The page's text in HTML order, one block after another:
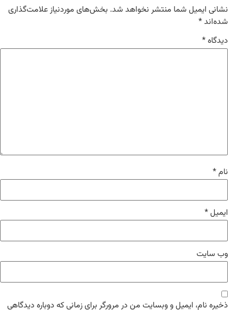
نشانی ایمیل شما منتشر نخواهد شد. بخش‌های موردنیاز علامت‌گذاری
شده‌اند*
دیدگاه*
نام*
ایمیل*
وب‌ سایت
ذخیره نام، ایمیل و وبسایت من در مرورگر برای زمانی که دوباره دیدگاهی